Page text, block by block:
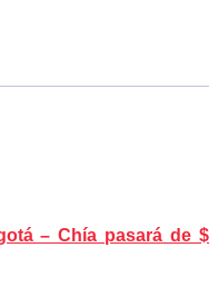
– Chía pasará de $